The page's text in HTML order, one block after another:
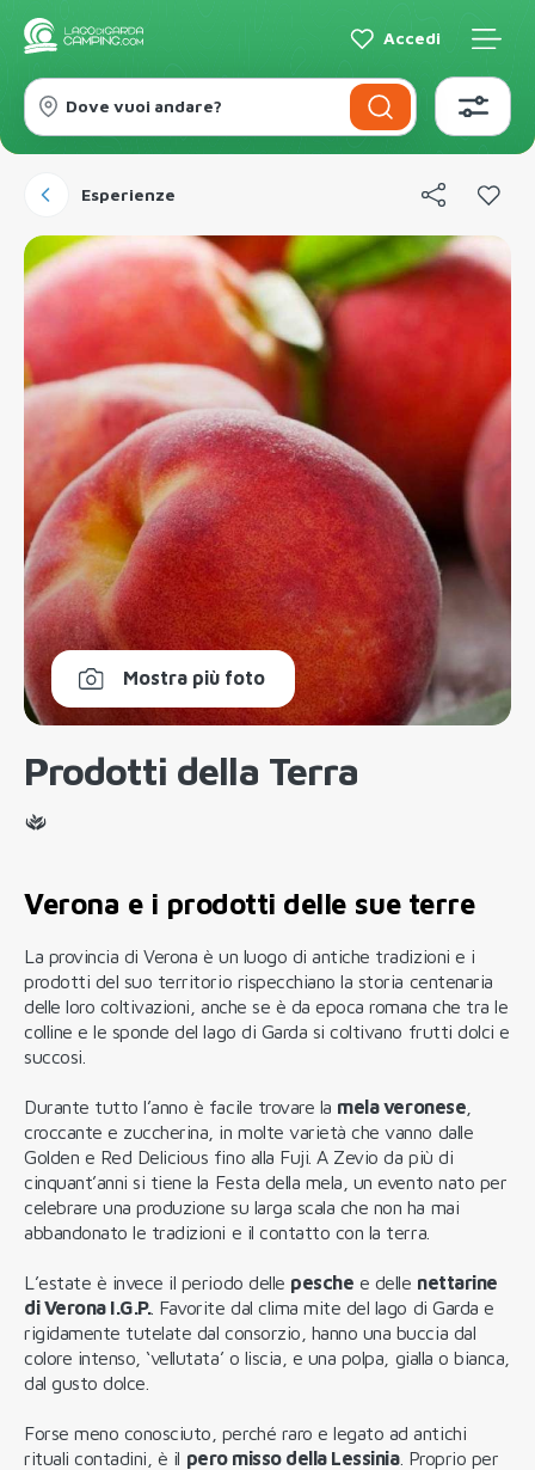
Accedi
Dove vuoi andare?
Esperienze
Mostra più foto
Prodotti della Terra
Verona e i prodotti delle sue terre
La provincia di Verona è un luogo di antiche tradizioni e i
prodotti del suo territorio rispecchiano la storia centenaria
delle loro coltivazioni, anche se è da epoca romana che tra le
colline e le sponde del lago di Garda si coltivano frutti dolci e
succosi.
Durante tutto l’anno è facile trovare la mela veronese
croccante e zuccherina, in molte varietà che vanno dalle
Golden e Red Delicious fino alla Fuji. A Zevio da più di
cinquant’anni si tiene la Festa della mela, un evento nato per
celebrare una produzione su larga scala che non ha mai
abbandonato le tradizioni e il contatto con la terra.
L’estate è invece il periodo delle pesche e delle nettarine
di Verona I.G.P.. Favorite dal clima mite del lago di Garda e
rigidamente tutelate dal consorzio, hanno una buccia dal
colore intenso, ‘vellutata’ o liscia, e una polpa, gialla o bianca,
dal gusto dolce.
Forse meno conosciuto, perché raro e legato ad antichi
rituali contadini, è il pero misso della Lessinia. Proprio per